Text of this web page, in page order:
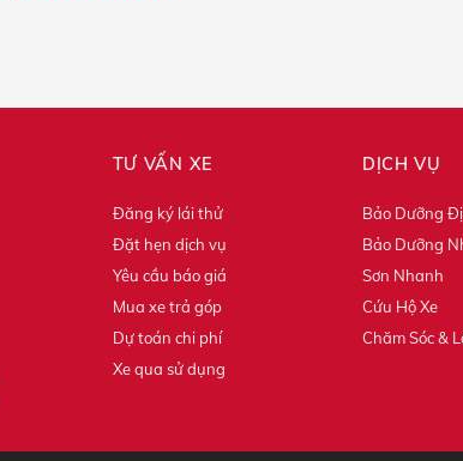
TƯ VẤN XE
Đăng ký lái thử
Đặt hẹn dịch vụ
Yêu cầu báo giá
Mua xe trả góp
Dự toán chi phí
Xe qua sử dụng
DỊCH VỤ
Bảo Dưỡng
Bảo Dưỡng
Sơn Nhanh
Cứu Hộ Xe
Chăm Sóc &